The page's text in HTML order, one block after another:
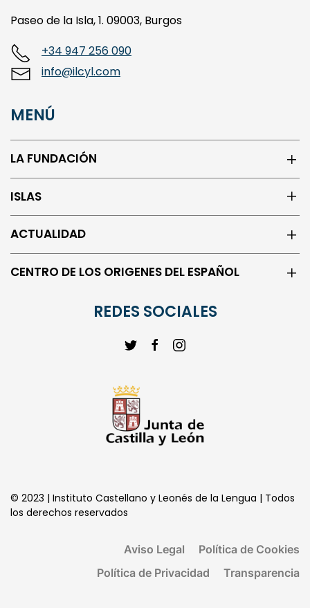
Paseo de la Isla, 1. 09003, Burgos
+34 947 256 090
info@ilcyl.com
MENÚ
LA FUNDACIÓN
ISLAS
ACTUALIDAD
CENTRO DE LOS ORIGENES DEL ESPAÑOL
REDES SOCIALES
© 2023 | Instituto Castellano y Leonés de la Lengua | Todos
los derechos reservados
Aviso Legal
Política de Cookies
Política de Privacidad
Transparencia